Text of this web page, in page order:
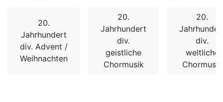
20.
Jahrhundert
div. Advent /
Weihnachten
20.
Jahrhundert
div.
geistliche
Chormusik
20.
div.
weltliche
Chormusik